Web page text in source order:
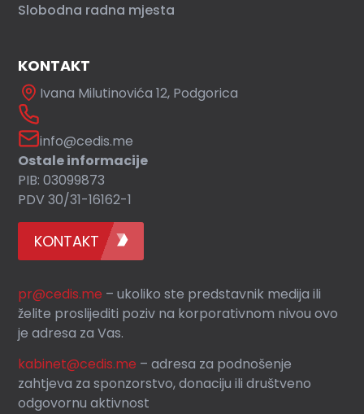
Slobodna radna mjesta
KONTAKT
Ivana Milutinovića 12, Podgorica
info@cedis.me
Ostale informacije
PIB: 03099873
PDV 30/31-16162-1
KONTAKT
pr@cedis.me – ukoliko ste predstavnik medija ili
želite proslijediti poziv na korporativnom nivou ovo
je adresa za Vas.
kabinet@cedis.me –adresa za podnošenje
zahtjeva za sponzorstvo, donaciju ili društveno
odgovornu aktivnost